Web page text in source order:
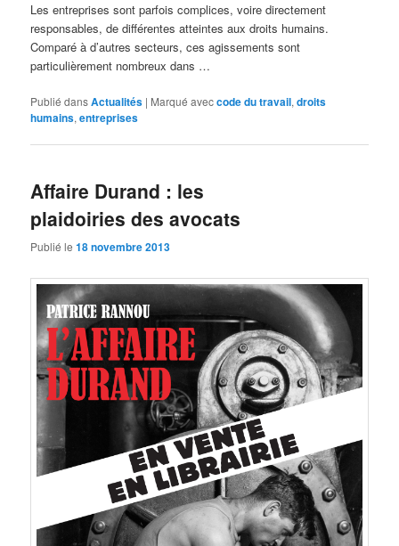
Les entreprises sont parfois complices, voire directement
responsables, de différentes atteintes aux droits humains.
Comparé à d’autres secteurs, ces agissements sont
particulièrement nombreux dans …
Publié dansActualités | Marqué aveccode du travail,droits
humains,entreprises
Affaire Durand : les
plaidoiries des avocats
Publié le18 novembre 2013